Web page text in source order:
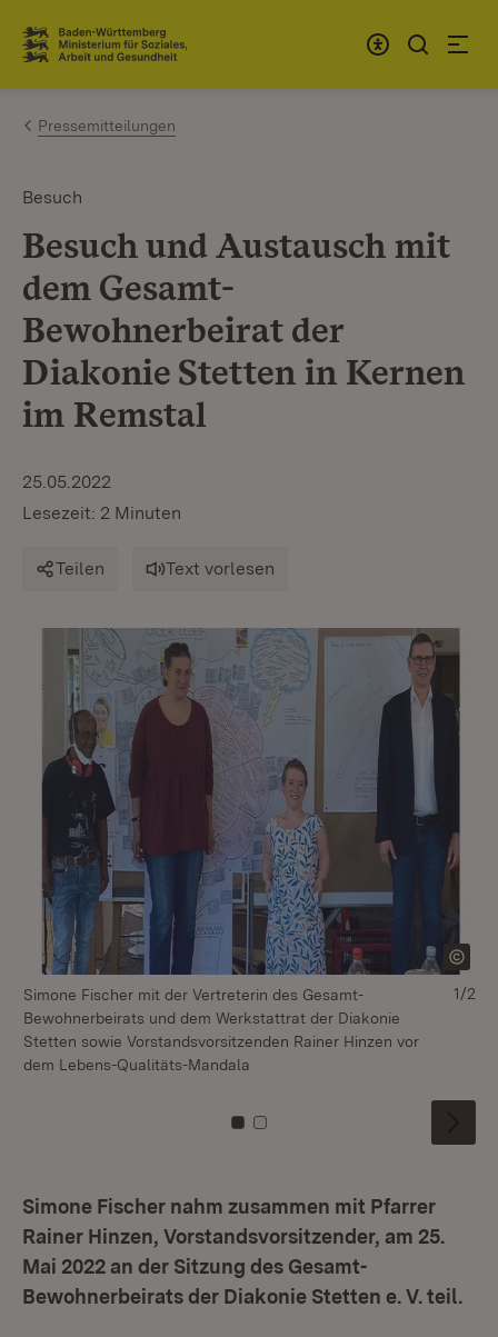
Zum Inhalt springen
Link zur Startseite
Pressemitteilungen
Besuch
Besuch und Austausch mit
dem Gesamt-
Bewohnerbeirat der
Diakonie Stetten in Kernen
im Remstal
25.05.2022
Lesezeit: 2 Minuten
Teilen Text vorlesen
Simone Fischer mit der Vertreterin des Gesamt-
Bewohnerbeirats und dem Werkstattrat der Diakonie
Stetten sowie Vorstandsvorsitzenden Rainer Hinzen vor
dem Lebens-Qualitäts-Mandala
Zu Kachel: 0
Zu Kachel: 1
1/2
Simone Fischer nahm zusammen mit Pfarrer
Rainer Hinzen, Vorstandsvorsitzender, am 25.
Mai 2022 an der Sitzung des Gesamt-
Bewohnerbeirats der Diakonie Stetten e. V. teil.